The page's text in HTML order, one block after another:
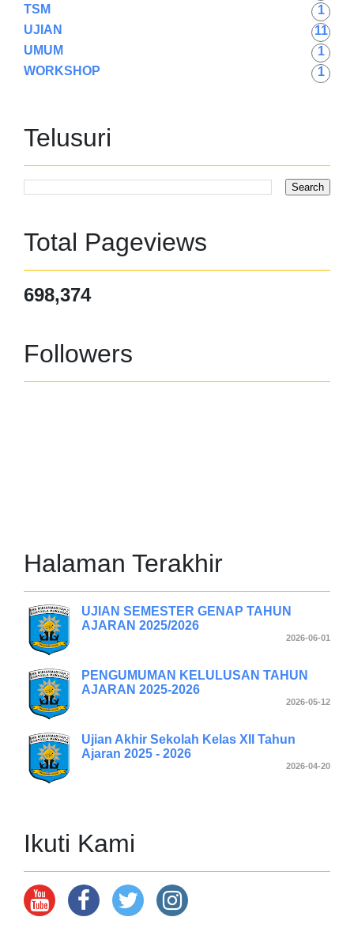
TSM
1
UJIAN
11
UMUM
1
WORKSHOP
1
Telusuri
Total Pageviews
698,374
Followers
Halaman Terakhir
UJIAN SEMESTER GENAP TAHUN
AJARAN 2025/2026
2026-06-01
PENGUMUMAN KELULUSAN TAHUN
AJARAN 2025-2026
2026-05-12
Ujian Akhir Sekolah Kelas XII Tahun
Ajaran 2025 - 2026
2026-04-20
Ikuti Kami